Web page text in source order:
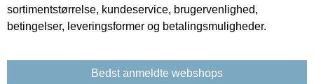
sortimentstørrelse, kundeservice, brugervenlighed,
betingelser, leveringsformer og betalingsmuligheder.
Bedst anmeldte webshops